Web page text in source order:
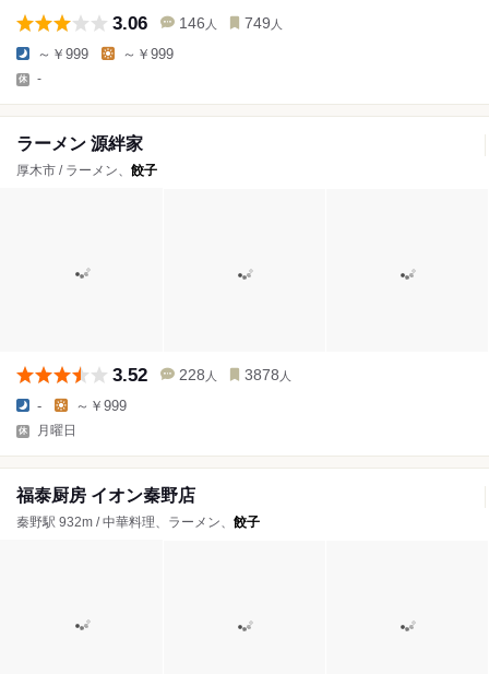
3.06 146 人 749 人
～￥999 ～￥999
-
ラーメン 源絆家
厚木市 / ラーメン、 餃子
3.52 228 人 3878 人
- ～￥999
月曜日
福泰厨房 イオン秦野店
秦野駅 932m / 中華料理、ラーメン、 餃子